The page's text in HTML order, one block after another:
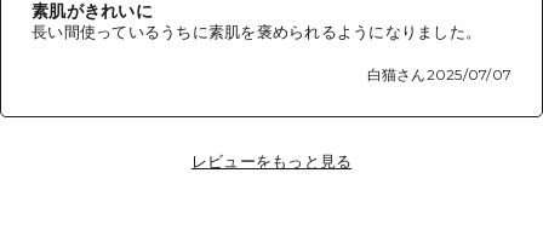
素肌がきれいに
長い間使っているうちに素肌を褒められるようになりました。
白猫さん2025/07/07
レビューをもっと見る